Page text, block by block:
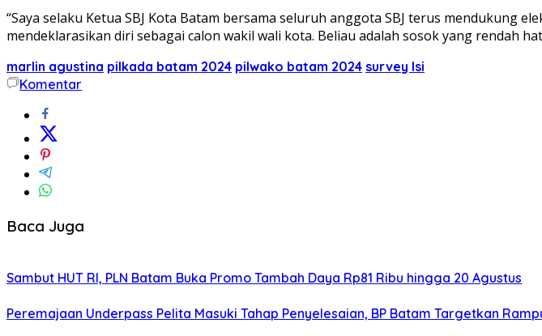
“Saya selaku Ketua SBJ Kota Batam bersama seluruh anggota SBJ terus mendukung
mendeklarasikan diri sebagai calon wakil wali kota. Beliau adalah sosok yang rendah
marlin agustina pilkada batam 2024 pilwako batam 2024 survey lsi
Komentar
Baca Juga
Sambut HUT RI, PLN Batam Buka Promo Tambah Daya Rp81 Ribu hingga 20 Agustus
Peremajaan Underpass Pelita Masuki Tahap Penyelesaian, BP Batam Targetkan